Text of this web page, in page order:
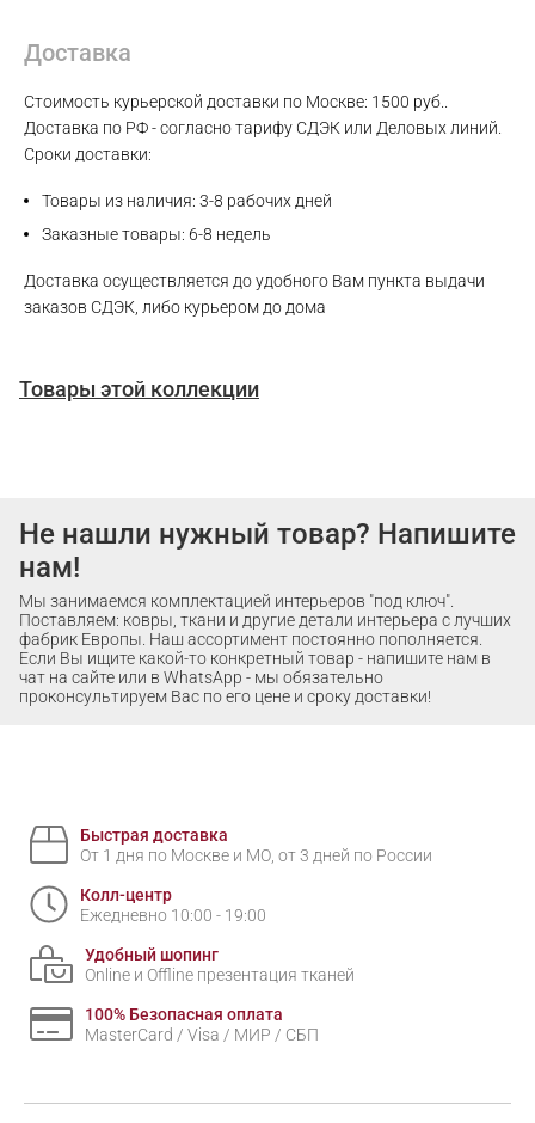
Доставка
Стоимость курьерской доставки по Москве: 1500 руб..
Доставка по РФ - согласно тарифу СДЭК или Деловых линий.
Сроки доставки:
Товары из наличия: 3-8 рабочих дней
Заказные товары: 6-8 недель
Доставка осуществляется до удобного Вам пункта выдачи
заказов СДЭК, либо курьером до дома
Товары этой коллекции
Не нашли нужный товар? Напишите
нам!
Мы занимаемся комплектацией интерьеров "под ключ".
Поставляем: ковры, ткани и другие детали интерьера с лучших
фабрик Европы. Наш ассортимент постоянно пополняется.
Если Вы ищите какой-то конкретный товар - напишите нам в
чат на сайте или в WhatsApp - мы обязательно
проконсультируем Вас по его цене и сроку доставки!
Быстрая доставка
От 1 дня по Москве и МО, от 3 дней по России
Колл-центр
Ежедневно 10:00 - 19:00
Удобный шопинг
Online и Offline презентация тканей
100% Безопасная оплата
MasterCard / Visa / МИР / СБП